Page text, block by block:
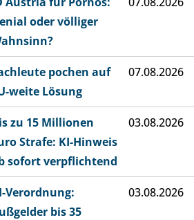
oder völliger
pochen auf
weite Lösung
07.08.2026
zu 15 Millionen
Strafe: KI-Hinweis
sofort verpflichtend
03.08.2026
Verordnung:
bis 35
03.08.2026